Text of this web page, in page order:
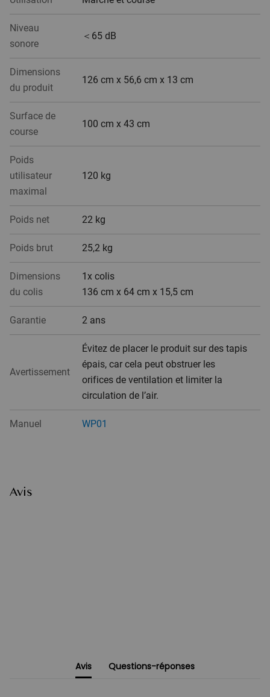
Niveau
sonore
＜65 dB
Dimensions
du produit
126 cm x 56,6 cm x 13 cm
Surface de
course
100 cm x 43 cm
Poids
utilisateur
maximal
120 kg
Poids net 22 kg
Poids brut 25,2 kg
Dimensions
du colis
1x colis
136 cm x 64 cm x 15,5 cm
Garantie 2 ans
Avertissement
Évitez de placer le produit sur des tapis
épais, car cela peut obstruer les
orifices de ventilation et limiter la
circulation de l’air.
Manuel WP01
Avis
Avis Questions-réponses